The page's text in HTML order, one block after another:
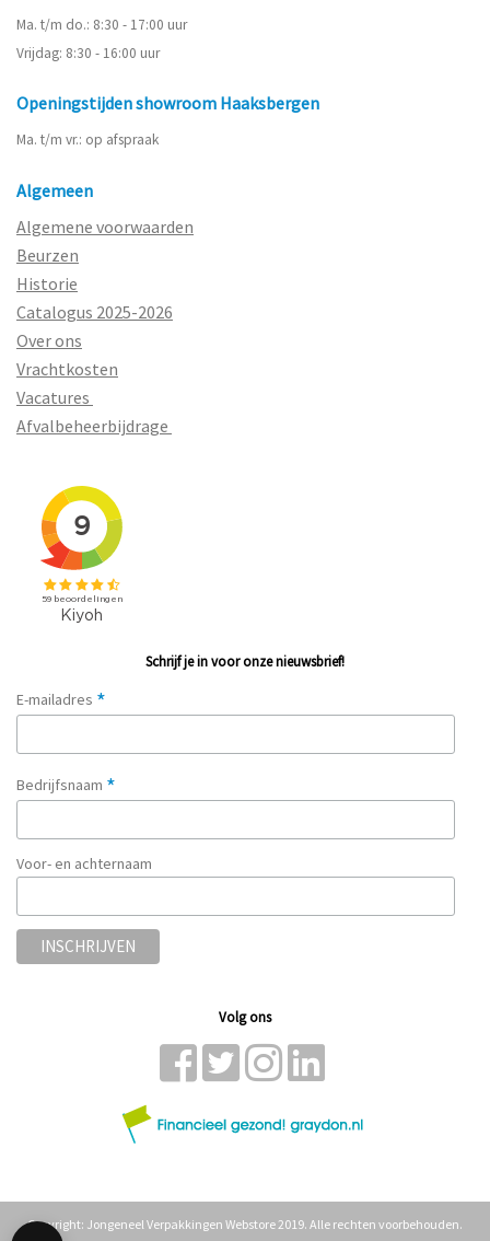
Ma. t/m do.: 8:30 - 17:00 uur
Vrijdag: 8:30 - 16:00 uur
Openingstijden showroom Haaksbergen
Ma. t/m vr.: op afspraak
Algemeen
Algemene voorwaarden
Beurzen
Historie
Catalogus 2025-2026
Over ons
Vrachtkosten
Vacatures
Afvalbeheerbijdrage
Schrijf je in voor onze nieuwsbrief!
E-mailadres *
Bedrijfsnaam *
Voor- en achternaam
Volg ons
Copyright: Jongeneel Verpakkingen Webstore 2019. Alle rechten voorbehouden.